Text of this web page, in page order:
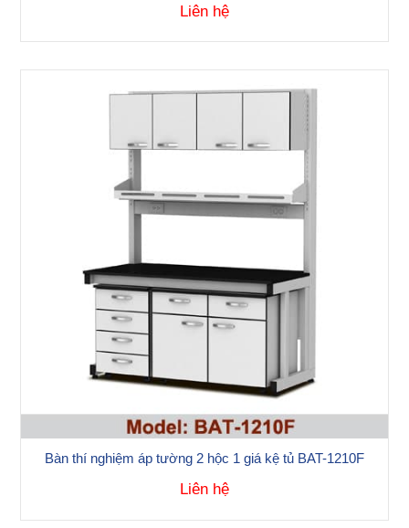
Liên hệ
Bàn thí nghiệm áp tường 2 hộc 1 giá kệ tủ BAT-1210F
Liên hệ